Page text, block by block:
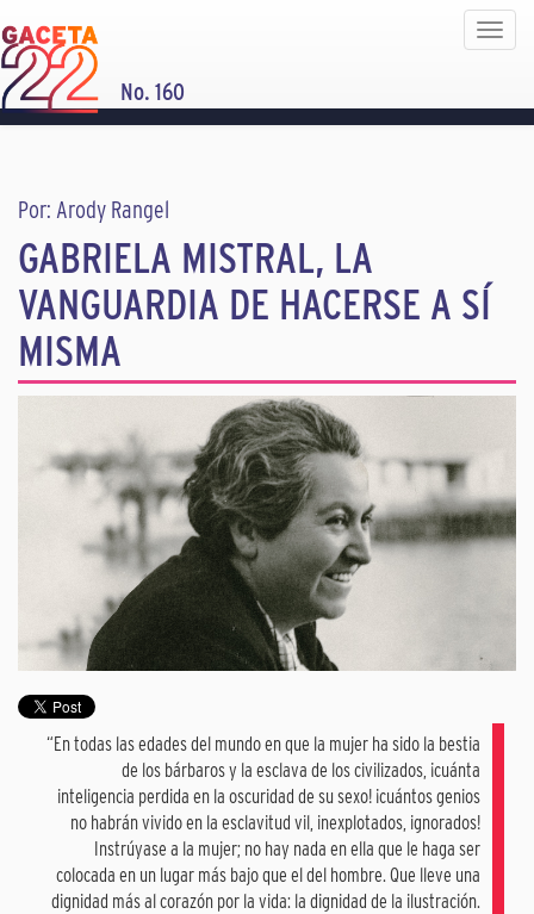
Toggle
No. 160
Por: Arody Rangel
GABRIELA MISTRAL, LA
VANGUARDIA DE HACERSE A SÍ
MISMA
“En todas las edades del mundo en que la mujer ha sido la bestia
de los bárbaros y la esclava de los civilizados, ¡cuánta
inteligencia perdida en la oscuridad de su sexo! ¡cuántos genios
no habrán vivido en la esclavitud vil, inexplotados, ignorados!
Instrúyase a la mujer; no hay nada en ella que le haga ser
colocada en un lugar más bajo que el del hombre. Que lleve una
dignidad más al corazón por la vida: la dignidad de la ilustración.